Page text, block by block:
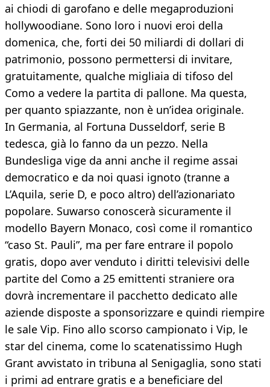
ai chiodi di garofano e delle megaproduzioni
hollywoodiane. Sono loro i nuovi eroi della
domenica, che, forti dei 50 miliardi di dollari di
patrimonio, possono permettersi di invitare,
gratuitamente, qualche migliaia di tifoso del
Como a vedere la partita di pallone. Ma questa,
per quanto spiazzante, non è un’idea originale.
In Germania, al Fortuna Dusseldorf, serie B
tedesca, già lo fanno da un pezzo. Nella
Bundesliga vige da anni anche il regime assai
democratico e da noi quasi ignoto (tranne a
L’Aquila, serie D, e poco altro) dell’azionariato
popolare. Suwarso conoscerà sicuramente il
modello Bayern Monaco, così come il romantico
“caso St. Pauli”, ma per fare entrare il popolo
gratis, dopo aver venduto i diritti televisivi delle
partite del Como a 25 emittenti straniere ora
dovrà incrementare il pacchetto dedicato alle
aziende disposte a sponsorizzare e quindi riempire
le sale Vip. Fino allo scorso campionato i Vip, le
star del cinema, come lo scatenatissimo Hugh
Grant avvistato in tribuna al Senigaglia, sono stati
i primi ad entrare gratis e a beneficiare del